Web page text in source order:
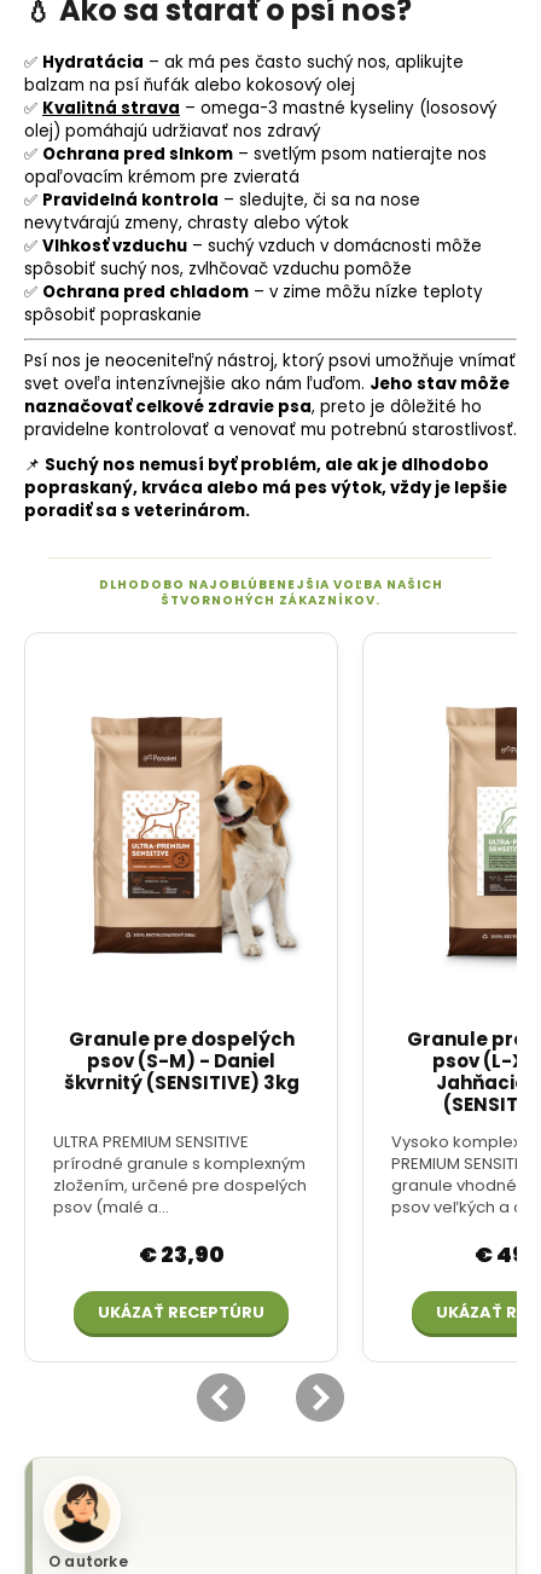
💧 Ako sa starať o psí nos?
✅ Hydratácia – ak má pes často suchý nos, aplikujte
balzam na psí ňufák alebo kokosový olej
✅ Kvalitná strava – omega-3 mastné kyseliny (lososový
olej) pomáhajú udržiavať nos zdravý
✅ Ochrana pred slnkom – svetlým psom natierajte nos
opaľovacím krémom pre zvieratá
✅ Pravidelná kontrola – sledujte, či sa na nose
nevytvárajú zmeny, chrasty alebo výtok
✅ Vlhkosť vzduchu – suchý vzduch v domácnosti môže
spôsobiť suchý nos, zvlhčovač vzduchu pomôže
✅ Ochrana pred chladom – v zime môžu nízke teploty
spôsobiť popraskanie
Psí nos je neoceniteľný nástroj, ktorý psovi umožňuje vnímať
svet oveľa intenzívnejšie ako nám ľuďom. Jeho stav môže
naznačovať celkové zdravie psa, preto je dôležité ho
pravidelne kontrolovať a venovať mu potrebnú starostlivosť.
📌 Suchý nos nemusí byť problém, ale ak je dlhodobo
popraskaný, krváca alebo má pes výtok, vždy je lepšie
poradiť sa s veterinárom.
O autorke